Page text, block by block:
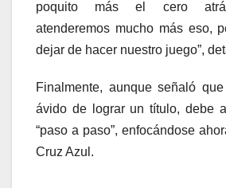
poquito más el cero
atenderemos mucho más eso,
dejar de hacer nuestro juego”,
Finalmente, aunque señaló
ávido de lograr un título, debe
“paso a paso”, enfocándose
Cruz Azul.